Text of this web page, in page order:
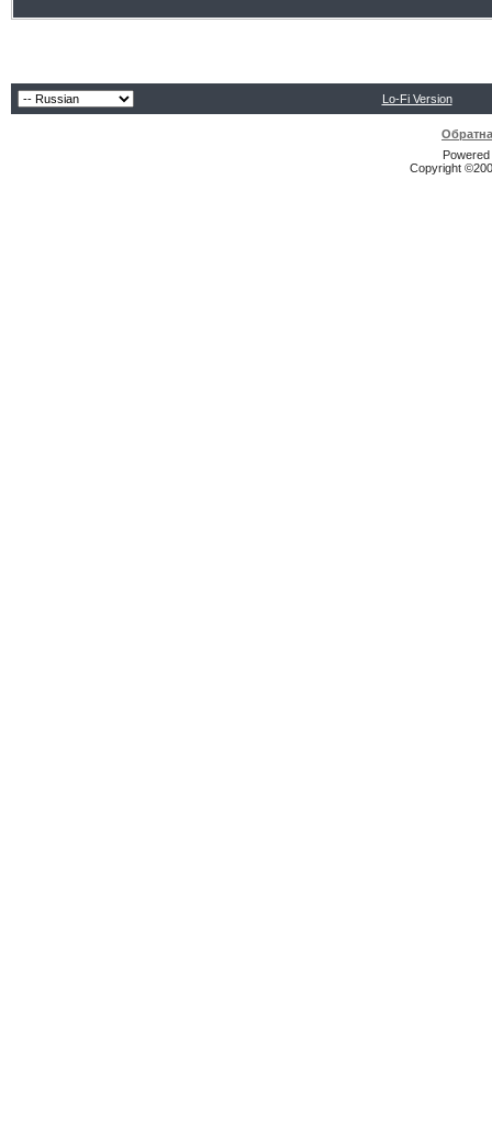
Lo-Fi Version
Copyright